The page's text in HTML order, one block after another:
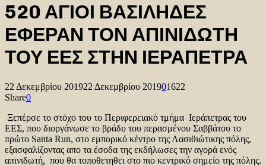
520 ΑΓΙΟΙ ΒΑΣΙΛΗΔΕΣ
ΕΦΕΡΑΝ ΤΟΝ ΑΠΙΝΙΔΩΤΗ
ΤΟΥ ΕΕΣ ΣΤΗΝ ΙΕΡΑΠΕΤΡΑ
22 Δεκεμβρίου 201922 Δεκεμβρίου 201901622
Share0
Ξεπέρσε το στόχο του το Περιφερειακό τμήμα Ιεράπετρας του
ΕΕΣ, που διοργάνωσε το βράδυ του περασμένου Σαββάτου το
πρώτο Santa Run, στο εμπορικό κέντρο της Λασιθιώτικης πόλης,
εξασφαλίζοντας απο τα έσοδα της εκδήλωσες την αγορά ενός
απινιδωτή, που θα τοποθετηθει στο πιο κεντρικό σημείο της πόλης.